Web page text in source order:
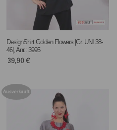
DesignShirt Golden Flowers |Gr. UNI 38-
46|, Anr.: 3995
39,90€
Ausverkauft